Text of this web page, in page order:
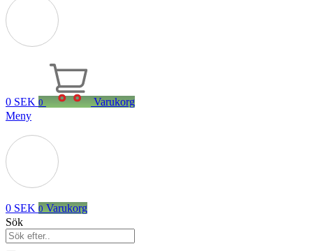
0 SEK 0
Varukorg
Meny
0 SEK 0 Varukorg
Sök